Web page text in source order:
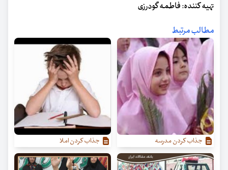
تهیه کننده: فاطمه گودرزی
مطالب مرتبط
جذاب کردن مدرسه جذاب کردن املا